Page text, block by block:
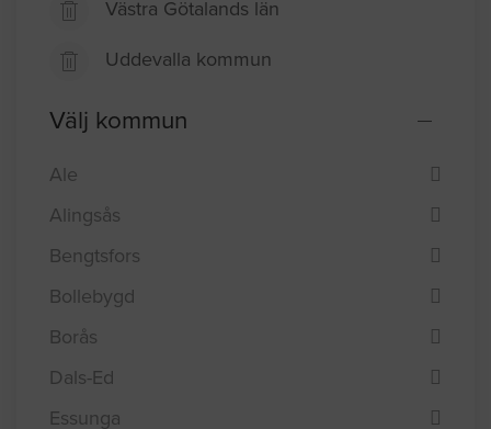
Västra Götalands län
Uddevalla kommun
Välj kommun
Ale
Alingsås
Bengtsfors
Bollebygd
Borås
Dals-Ed
Essunga